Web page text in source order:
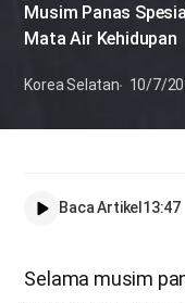
Musim Panas
Mata Air Kehidupan
Korea Selatan 10/7/
Baca Artikel 13:47
Selama musim